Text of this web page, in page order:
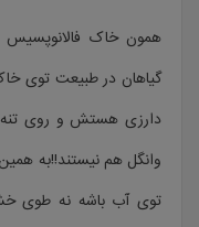
همون خاک
گیاهان در طبیعت توی
دارزی هستش و روی تنه
وانگل هم نیستند!!به
توی آب باشه نه طوی